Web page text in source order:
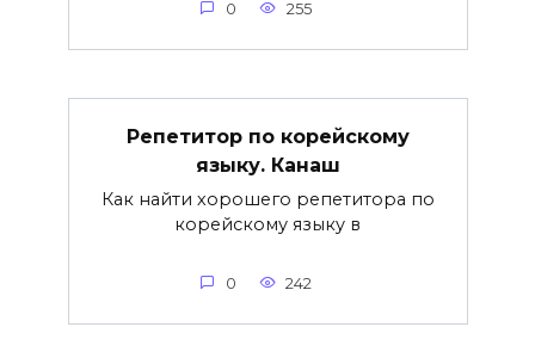
0 255
Репетитор по корейскому
языку. Канаш
Как найти хорошего репетитора по
корейскому языку в
0 242